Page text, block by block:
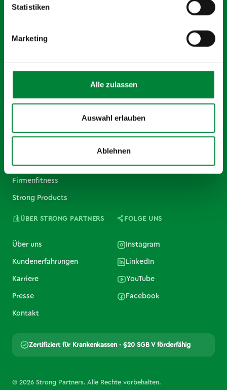
Statistiken
Marketing
Alle zulassen
Auswahl erlauben
Ablehnen
Hafengrenzweg 3, 48155 Münster
Teambuilding & Events
Firmenfitness
Strong Products
ÜBER STRONG PARTNERS
Über uns
Kundenerfahrungen
Karriere
Presse
Kontakt
FOLGE UNS
Instagram
LinkedIn
YouTube
Facebook
Zertifiziert für Krankenkassen · §20 SGB V förderfähig
© 2026 Strong Partners. Alle Rechte vorbehalten.